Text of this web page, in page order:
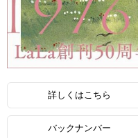
詳しくはこちら
バックナンバー